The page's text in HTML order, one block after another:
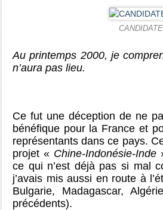
Au printemps 2000, je
n’aura pas lieu.
Ce fut une déception de ne
bénéfique pour la France et
représentants dans ce pays.
projet « Chine-Indonésie-Inde
ce qui n’est déjà pas si mal
j’avais mis aussi en route à
Bulgarie, Madagascar,
précédents).